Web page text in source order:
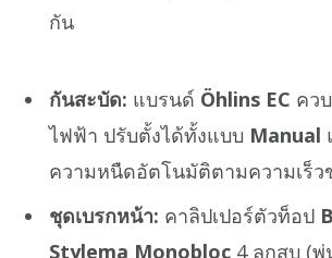
กัน
กันสะบัด: แบรนด์ Öhlins EC คว
ไฟฟ้า ปรับตั้งได้ทั้งแบบ Manual
ความหนืดอัตโนมัติตามความเร็ว
ชุดเบรกหน้า: คาลิปเปอร์ตัวท็อป
Stylema Monobloc 4 ลูกสูบ (